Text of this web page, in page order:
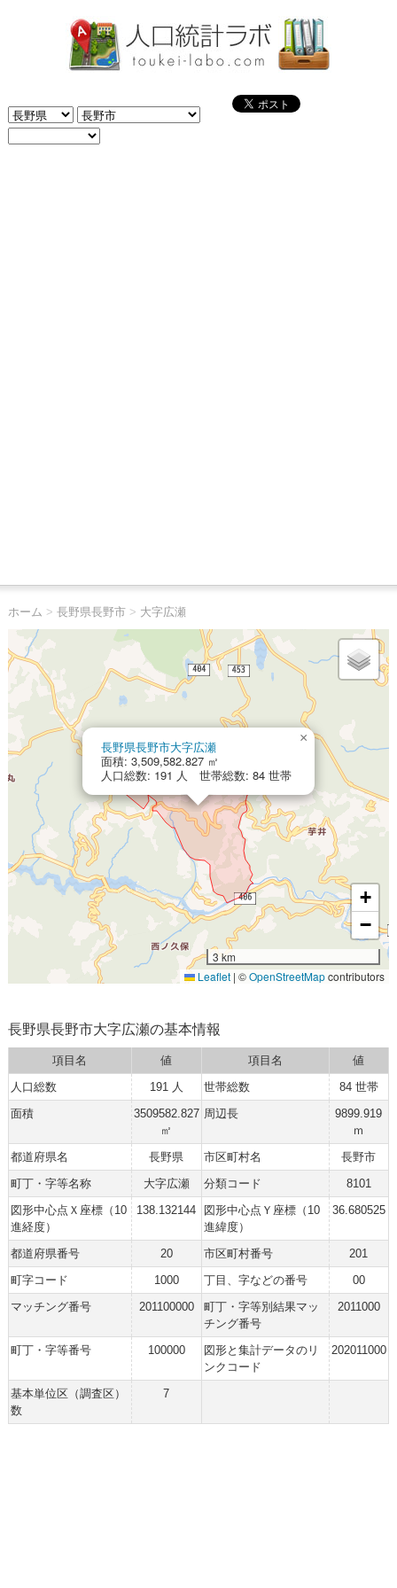
ホーム > 長野県長野市> 大字広瀬
長野県長野市大字広瀬
面積: 3,509,582.827 ㎡
人口総数: 191 人 世帯総数: 84 世帯
×
+
−
3 km
Leaflet | ©OpenStreetMapcontributors
長野県長野市大字広瀬の基本情報
項目名 値 項目名
値
人口総数
191 人 世帯総数
84 世帯
面積
3509582.827
㎡
周辺長
9899.919
ｍ
都道府県名
長野県 市区町村名
長野市
町丁・字等名称
大字広瀬 分類コード
8101
図形中心点Ｘ座標（10
進経度）
138.132144
図形中心点Ｙ座標（10
進緯度）
36.680525
都道府県番号 20 市区町村番号
201
町字コード
1000 丁目、字などの番号
00
マッチング番号
201100000
町丁・字等別結果マッ
チング番号
2011000
町丁・字等番号 100000
図形と集計データのリ
ンクコード
202011000
基本単位区（調査区）
数
7